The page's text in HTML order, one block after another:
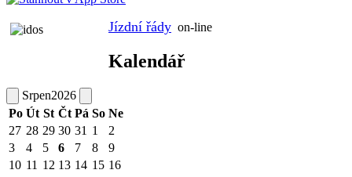
Jízdní řády on-line
Kalendář
Srpen2026
Po Út St Čt Pá So Ne
27 28 29 30 31 1
2
3
4 5 6 7 8
9
10 11 12 13 14 15 16